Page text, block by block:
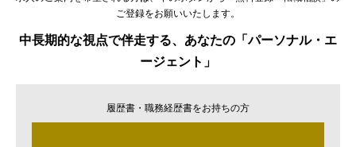
ご登録をお願いいたします。
中長期的な視点で伴走する、あなたの「パーソナル・エ
ージェント」
履歴書・職務経歴書をお持ちの方